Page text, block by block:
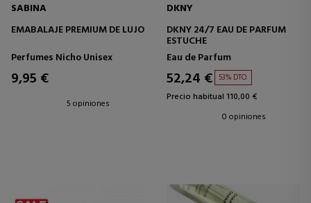
SABINA
EMABALAJE PREMIUM DE LUJO
Perfumes Nicho Unisex
9,95 €
5 opiniones
DKNY
DKNY 24/7 EAU DE PARFUM
ESTUCHE
Eau de Parfum
52,24 € 53% DTO.
Precio habitual 110,00 €
0 opiniones